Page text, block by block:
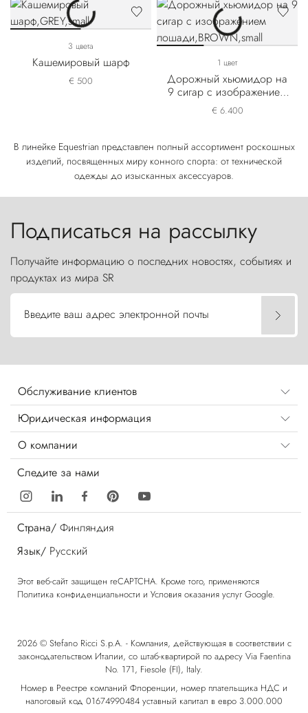
3 цвета
Кашемировый шарф
€ 500
1 цвет
Дорожный хьюмидор на
9 сигар с изображением
лошади
€ 6.400
В линейке Equestrian представлен полный ассортимент роскошных
изделий, посвященных миру конного спорта: от технической
одежды до изысканных аксессуаров.
Подписаться на рассылку
Получайте информацию о последних новостях, событиях и
продуктах из мира SR
Введите ваш адрес электронной почты
Обслуживание клиентов
Юридическая информация
О компании
Следите за нами
Страна/ Финляндия
Язык/ Русский
Этот веб-сайт защищен reCAPTCHA. Кроме того, применяются
Политика конфиденциальности и Условия оказания услуг Google.
2026 © Stefano Ricci S.p.A. - Компания, действующая в соответствии с
законодательством Италии, со штаб-квартирой по адресу Via Faentina
No. 171, Fiesole (FI), Italy.
Номер в Реестре компаний Флоренции, номер плательщика НДС и
налоговый код 01674990484 уставный капитал в евро 3.000.000